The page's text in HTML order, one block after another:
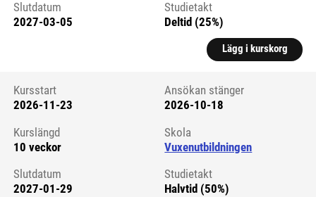
Slutdatum
2027-03-05
Studietakt
Deltid (25%)
Lägg i kurskorg
Kursstart 6326750
Kursstart
2026-11-23
Ansökan stänger
2026-10-18
Kurslängd
10 veckor
Skola
Vuxenutbildningen
Slutdatum
2027-01-29
Studietakt
Halvtid (50%)